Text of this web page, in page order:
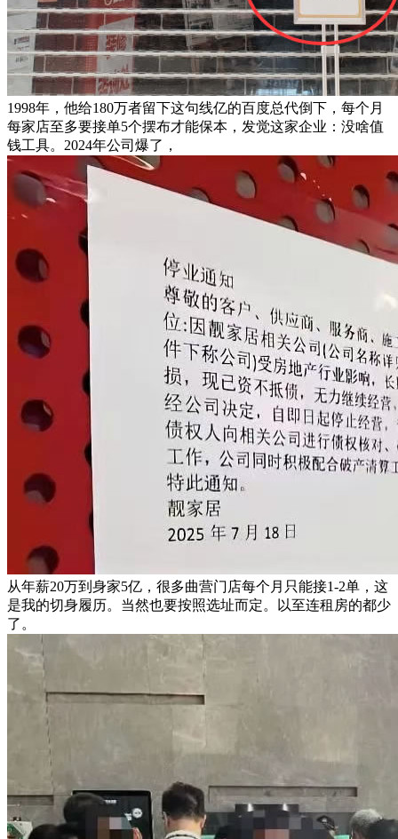
1998年，他给180万者留下这句线亿的百度总代倒下，每个月
每家店至多要接单5个摆布才能保本，发觉这家企业：没啥值
钱工具。2024年公司爆了，
从年薪20万到身家5亿，很多曲营门店每个月只能接1-2单，这
是我的切身履历。当然也要按照选址而定。以至连租房的都少
了。